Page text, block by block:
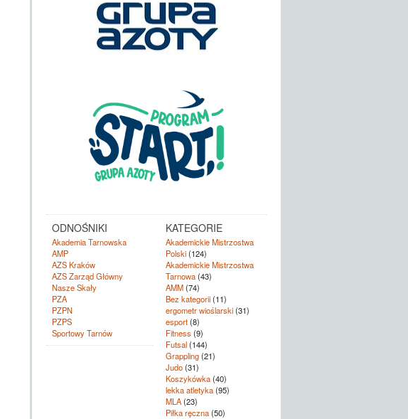
ODNOŚNIKI
Akademia Tarnowska
AMP
AZS Kraków
AZS Zarząd Główny
Nasze Skały
PZA
PZPN
PZPS
Sportowy Tarnów
KATEGORIE
Akademickie Mistrzostwa
Polski(124)
Akademickie Mistrzostwa
Tarnowa(43)
AMM(74)
Bez kategorii(11)
ergometr wioślarski(31)
esport(8)
Fitness (9)
Futsal(144)
Grappling(21)
Judo(31)
Koszykówka(40)
lekka atletyka(95)
MLA(23)
Piłka ręczna(50)